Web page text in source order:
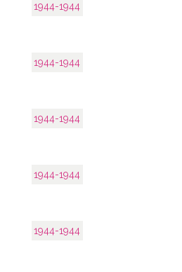
1944-1944
1944-1944
1944-1944
1944-1944
1944-1944